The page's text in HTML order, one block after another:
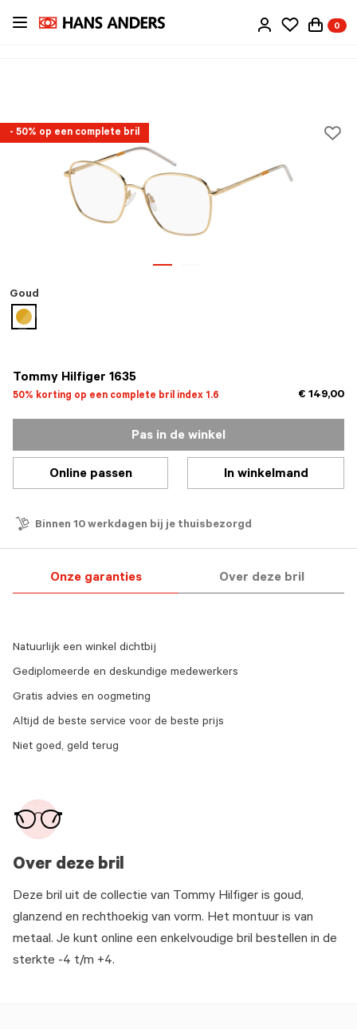
Ga
0
- 50% op een complete bril
Tommy Hilfiger 1635
50% korting op een complete bril index 1.6 € 149,00
Goud
geselecteerd
Pas in de winkel
Online passen In winkelmand
Binnen 10 werkdagen bij je thuisbezorgd
Onze garanties Over deze bril
Over deze bril
Deze bril uit de collectie van Tommy Hilfiger is goud,
glanzend en rechthoekig van vorm. Het montuur is van
metaal. Je kunt online een enkelvoudige bril bestellen in de
sterkte -4 t/m +4.
Natuurlijk een winkel dichtbij
Gediplomeerde en deskundige medewerkers
Gratis advies en oogmeting
Altijd de beste service voor de beste prijs
Niet goed, geld terug